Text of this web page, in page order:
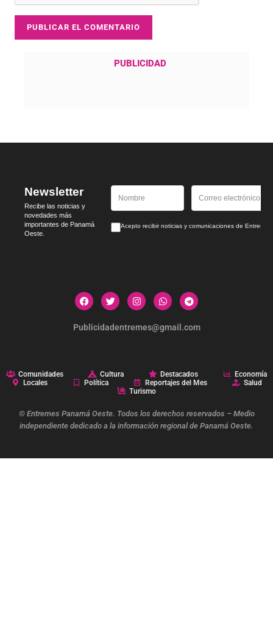
PUBLICIDAD
Newsletter
Recibe las noticias y
novedades más
importantes de Panamá
Oeste.
Acepto recibir noticias y comunicaciones de
Publicidadentremes@gmail.com
Comunidades Cultura Destacados
Economía
Locales
Política Reportajes del Mes
Salud
Turismo
© Entremes Panamá Oeste. Todos los derechos reservados – Medio
independiente dedicado a la información regional de Panamá Oeste.